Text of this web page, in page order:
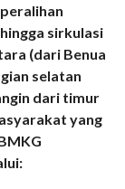
sirkulasi
(dari Benua
selatan
dari timur
yang